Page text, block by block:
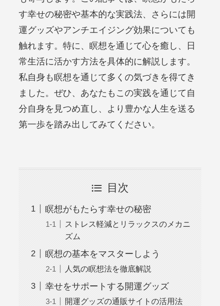
す幸せの秘密や基本的な実践法、さらには開
運グッズやアンチエイジング効果についても
触れます。特に、瞑想を通じて心を癒し、日
常生活に活かす方法を具体的に解説します。
私自身も瞑想を通じて多くの気づきを得てき
ました。ぜひ、あなたもこの実践を通じて自
分自身を見つめ直し、より豊かな人生を送る
第一歩を踏み出してみてください。
目次
瞑想がもたらす幸せの秘密
ストレス軽減とリラックスのメカニ
ズム
瞑想の基本をマスターしよう
人気の瞑想法を徹底解説
幸せをサポートする開運グッズ
開運グッズの通販サイトの活用法